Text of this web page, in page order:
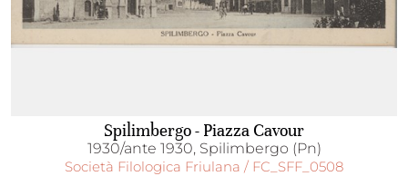
Spilimbergo - Piazza Cavour
1930/ante 1930, Spilimbergo (Pn)
Società Filologica Friulana / FC_SFF_0508